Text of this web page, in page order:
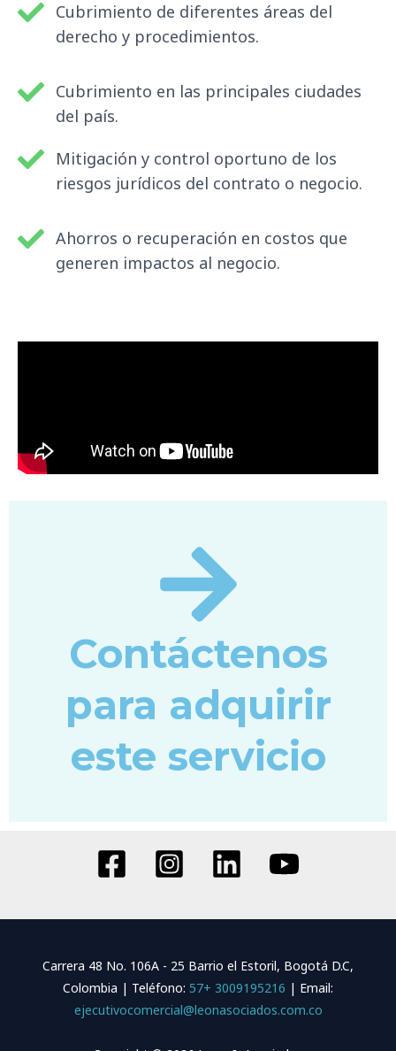
Cubrimiento de diferentes áreas del
derecho y procedimientos.
Cubrimiento en las principales ciudades
del país.
Mitigación y control oportuno de los
riesgos jurídicos del contrato o negocio.
Ahorros o recuperación en costos que
generen impactos al negocio.
Contáctenos
para adquirir
este servicio
Carrera 48 No. 106A - 25 Barrio el Estoril, Bogotá D.C,
Colombia | Teléfono: 57+ 3009195216 | Email:
ejecutivocomercial@leonasociados.com.co